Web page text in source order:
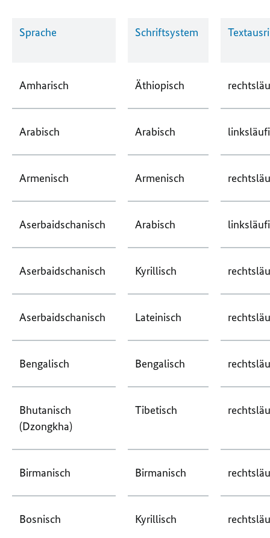
Sprache Schriftsystem
Amharisch Äthiopisch
Arabisch Arabisch
Armenisch Armenisch
Aserbaidschanisch Arabisch
Aserbaidschanisch Kyrillisch
Aserbaidschanisch Lateinisch
Bengalisch Bengalisch
Bhutanisch
(Dzongkha)
Tibetisch
Birmanisch Birmanisch
Bosnisch Kyrillisch